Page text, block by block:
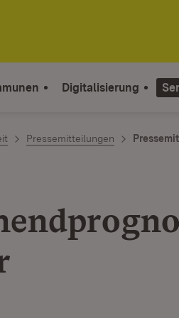
Digitalisierung
Pressemitteilungen